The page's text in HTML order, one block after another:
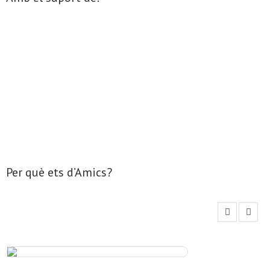
- Coral Ohana
- Escola de Literatura de Terrassa
Per què ets d’Amics?